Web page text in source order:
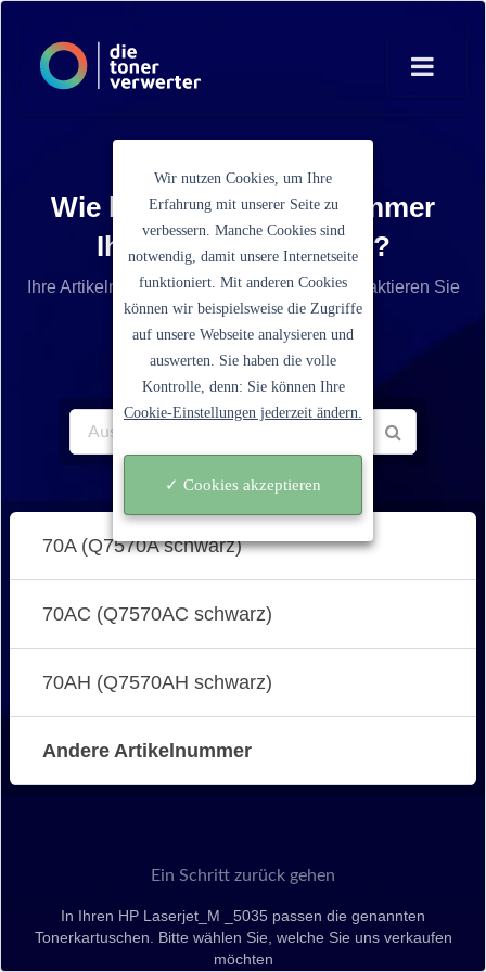
Wie lautet die Artikelnummer
Ihrer Tonerkartusche?
Ihre Artikelnummer ist nicht aufgelistet? Kontaktieren Sie
unseren Service.
70A (Q7570A schwarz)
70AC (Q7570AC schwarz)
70AH (Q7570AH schwarz)
Andere Artikelnummer
Ein Schritt zurück gehen
In Ihren HP Laserjet_M _5035 passen die genannten
Tonerkartuschen. Bitte wählen Sie, welche Sie uns verkaufen
möchten
Wir nutzen Cookies, um Ihre
Erfahrung mit unserer Seite zu
verbessern. Manche Cookies sind
notwendig, damit unsere Internetseite
funktioniert. Mit anderen Cookies
können wir beispielsweise die Zugriffe
auf unsere Webseite analysieren und
auswerten. Sie haben die volle
Kontrolle, denn: Sie können Ihre
Cookie-Einstellungen jederzeit ändern.
✓ Cookies akzeptieren